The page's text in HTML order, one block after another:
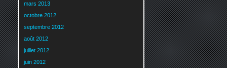
mars 2013
octobre 2012
septembre 2012
août 2012
juillet 2012
juin 2012